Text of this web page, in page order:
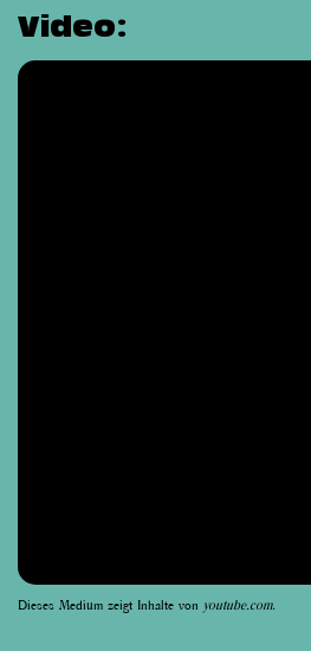
Video:
Dieses Medium zeigt Inhalte von youtube.com.